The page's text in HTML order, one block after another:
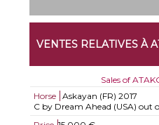
VENTES RELATIVES À
Sales of
Horse
Askayan (FR) 2017
C by Dream Ahead (USA) out